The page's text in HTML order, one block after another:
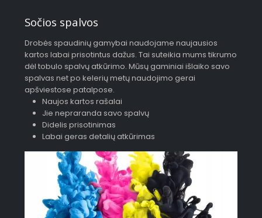
Sočios spalvos
Drobės spaudinių gamybai naudojame naujausios
kartos labai prisotintus dažus. Tai suteikia mums tikrumo
dėl tobulo spalvų atkūrimo. Mūsų gaminiai išlaiko savo
spalvas net po kelerių metų naudojimo gerai
apšviestose patalpose.
Naujos kartos rašalai
Jie nepraranda savo spalvų
Didelis prisotinimas
Labai geras detalių atkūrimas